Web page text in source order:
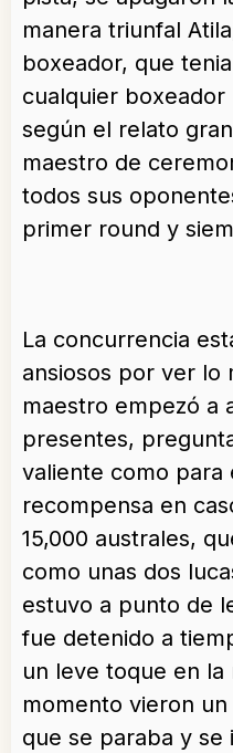
manera triunfal
boxeador, que
cualquier
según el relato
maestro de
todos sus
primer round y
La concurrencia
ansiosos por ver lo
maestro empezó a
presentes,
valiente como para
recompensa en
15,000 australes,
como unas dos
estuvo a punto de
fue detenido a
un leve toque en
momento vieron
que se paraba y se